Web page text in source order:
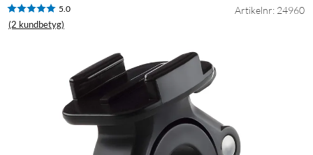
5.0
(2 kundbetyg)
Artikelnr: 24960